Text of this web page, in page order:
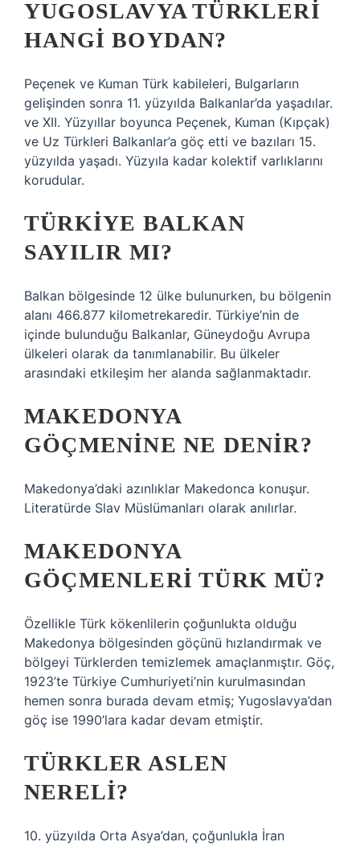
YUGOSLAVYA TÜRKLERI
HANGI BOYDAN?
Peçenek ve Kuman Türk kabileleri, Bulgarların
gelişinden sonra 11. yüzyılda Balkanlar’da yaşadılar.
ve XII. Yüzyıllar boyunca Peçenek, Kuman (Kıpçak)
ve Uz Türkleri Balkanlar’a göç etti ve bazıları 15.
yüzyılda yaşadı. Yüzyıla kadar kolektif varlıklarını
korudular.
TÜRKIYE BALKAN
SAYILIR MI?
Balkan bölgesinde 12 ülke bulunurken, bu bölgenin
alanı 466.877 kilometrekaredir. Türkiye’nin de
içinde bulunduğu Balkanlar, Güneydoğu Avrupa
ülkeleri olarak da tanımlanabilir. Bu ülkeler
arasındaki etkileşim her alanda sağlanmaktadır.
MAKEDONYA
GÖÇMENINE NE DENIR?
Makedonya’daki azınlıklar Makedonca konuşur.
Literatürde Slav Müslümanları olarak anılırlar.
MAKEDONYA
GÖÇMENLERI TÜRK MÜ?
Özellikle Türk kökenlilerin çoğunlukta olduğu
Makedonya bölgesinden göçünü hızlandırmak ve
bölgeyi Türklerden temizlemek amaçlanmıştır. Göç,
1923’te Türkiye Cumhuriyeti’nin kurulmasından
hemen sonra burada devam etmiş; Yugoslavya’dan
göç ise 1990’lara kadar devam etmiştir.
TÜRKLER ASLEN
NERELI?
10. yüzyılda Orta Asya’dan, çoğunlukla İran